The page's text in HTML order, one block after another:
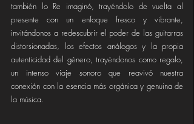
también lo Re imaginó, trayéndolo de vuelta al
presente con un enfoque fresco y vibrante,
invitándonos a redescubrir el poder de las guitarras
distorsionadas, los efectos análogos y la propia
autenticidad del género, trayéndonos como regalo,
un intenso viaje sonoro que reavivó nuestra
conexión con la esencia más orgánica y genuina de
la música.